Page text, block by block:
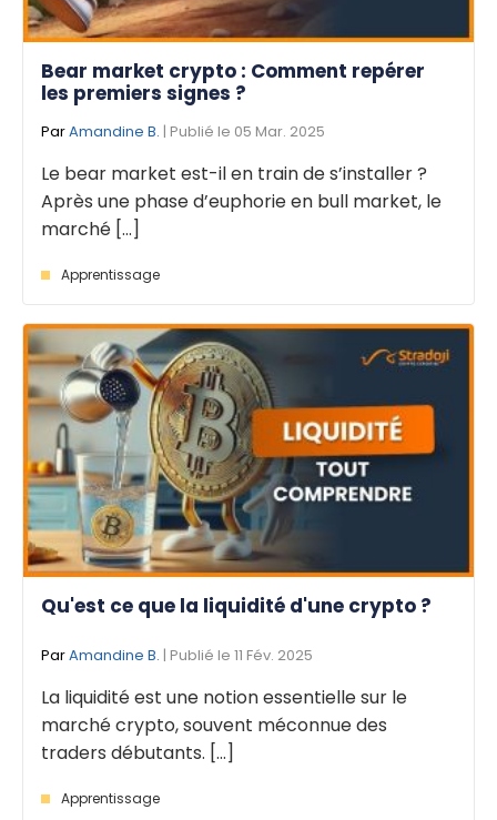
Bear market crypto : Comment repérer
les premiers signes ?
ParAmandine B. | Publié le 05 Mar. 2025
Le bear market est-il en train de s’installer ?
Après une phase d’euphorie en bull market, le
marché [...]
Apprentissage
Qu'est ce que la liquidité d'une crypto ?
ParAmandine B. | Publié le 11 Fév. 2025
La liquidité est une notion essentielle sur le
marché crypto, souvent méconnue des
traders débutants. [...]
Apprentissage